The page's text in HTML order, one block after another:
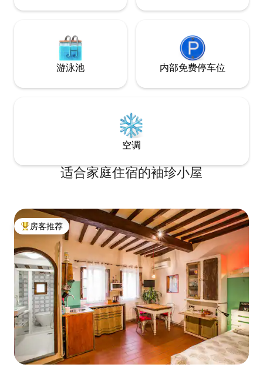
游泳池 内部免费停车位
空调
适合家庭住宿的袖珍小屋
热门「房客推荐」
房客推荐